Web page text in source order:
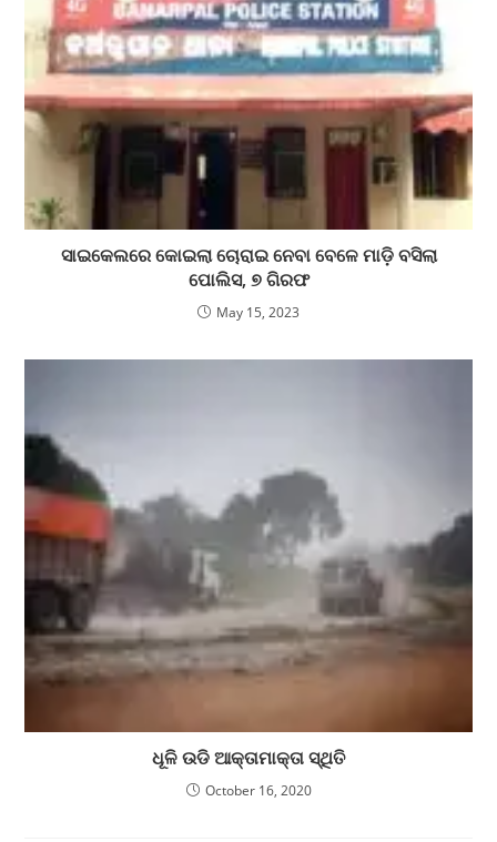
ସାଇକେଲରେ କୋଇଲା ଚୋରାଇ ନେବା ବେଳେ ମାଡ଼ି ବସିଲା
ପୋଲିସ, ୭ ଗିରଫ
May 15, 2023
ଧୂଳି ଉଡି ଆକ୍ତାମାକ୍ତା ସ୍ଥିତି
October 16, 2020